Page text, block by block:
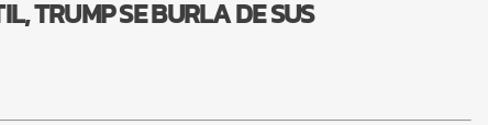
TRUMP SE BURLA DE SUS